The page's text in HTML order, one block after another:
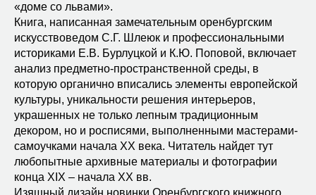
«доме со львами».
Книга, написанная замечательным оренбургским
искусствоведом С.Г. Шлеюк и профессиональными
историками Е.В. Бурлуцкой и К.Ю. Поповой, включает
анализ предметно-пространственной среды, в
которую органично вписались элементы европейской
культуры, уникальности решения интерьеров,
украшенных не только лепным традиционным
декором, но и росписями, выполненными мастерами-
самоучками начала XX века. Читатель найдет тут
любопытные архивные материалы и фотографии
конца XIX – начала XX вв.
Изящный дизайн новинки Оренбургского книжного